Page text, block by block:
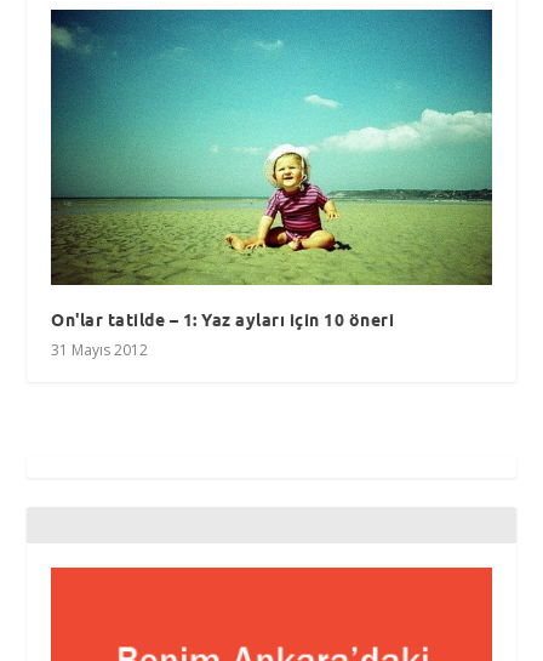
On'lar tatilde – 1: Yaz ayları için 10 öneri
31 Mayıs 2012